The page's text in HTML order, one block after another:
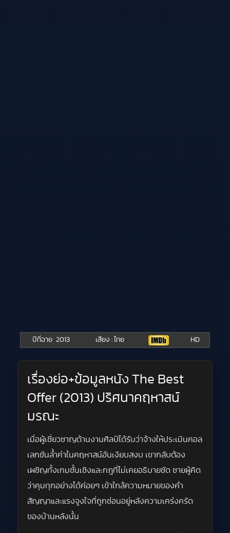
ปีที่ฉาย 2013 เสียง : ไทย HD
เรื่องย่อ+ข้อมูลหนัง The Best
Offer (2013) ปริศนาคฤหาสน์
มรณะ
เมื่อผู้เชี่ยวชาญด้านงานศิลป์ได้รับว่าจ้างให้ประเมินคอล
เลกชันล้ำค่าในคฤหาสน์อันเงียบสงบ เขากลับต้อง
เผชิญทั้งเกมชั้นเชิงและกฎที่ไม่เคยอธิบายชัด ชายผู้คิด
ว่าคุมทุกอย่างได้ค่อยๆ เข้าใกล้ความหมายของคำ
สัญญาและแรงจูงใจที่ถูกซ่อนอยู่หลังความเคร่งครัด
ของบ้านหลังนั้น